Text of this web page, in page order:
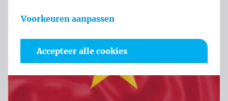
Voorkeuren aanpassen
Accepteer alle cookies